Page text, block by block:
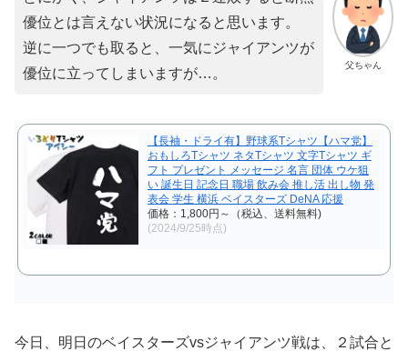
父ちゃん
優位とは言えない状況になると思います。
逆に一つでも取ると、一気にジャイアンツが
優位に立ってしまいますが…。
【長袖・ドライ有】野球系Tシャツ【ハマ党】
おもしろTシャツ ネタTシャツ 文字Tシャツ ギ
フト プレゼント メッセージ 名言 団体 ウケ狙
い 誕生日 記念日 職場 飲み会 推し活 出し物 発
表会 学生 横浜 ベイスターズ DeNA 応援
価格：1,800円～（税込、送料無料)
(2024/9/25時点)
今日、明日のベイスターズvsジャイアンツ戦は、２試合と